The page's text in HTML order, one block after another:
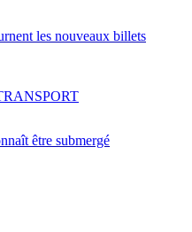
les nouveaux billets
être submergé